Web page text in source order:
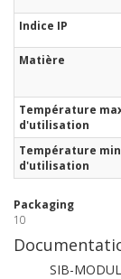
Indice IP
Matière
Température
d'utilisation
Température
d'utilisation
Packaging
10
SIB-